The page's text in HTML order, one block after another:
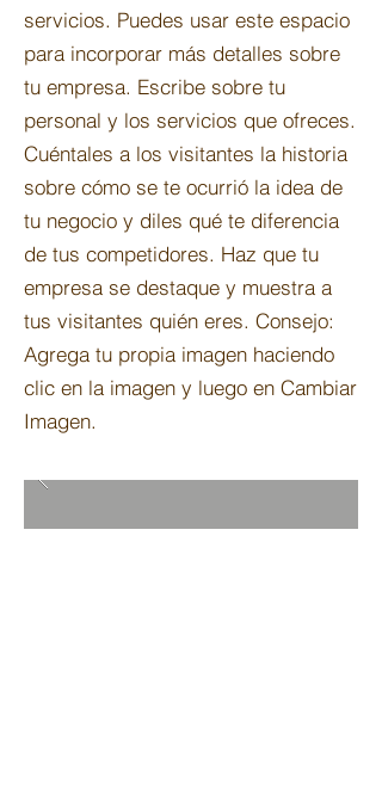
servicios. Puedes usar este espacio
para incorporar más detalles sobre
tu empresa. Escribe sobre tu
personal y los servicios que ofreces.
Cuéntales a los visitantes la historia
sobre cómo se te ocurrió la idea de
tu negocio y diles qué te diferencia
de tus competidores. Haz que tu
empresa se destaque y muestra a
tus visitantes quién eres. Consejo:
Agrega tu propia imagen haciendo
clic en la imagen y luego en Cambiar
Imagen.